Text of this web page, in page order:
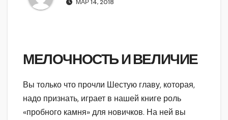
МАР 14, 2018
МЕЛОЧНОСТЬ И ВЕЛИЧИЕ
Вы только что прочли Шестую главу, которая,
надо признать, играет в нашей книге роль
«пробного камня» для новичков. На ней вы